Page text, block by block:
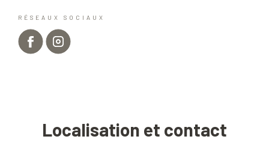
RÉSEAUX SOCIAUX
Localisation et contact